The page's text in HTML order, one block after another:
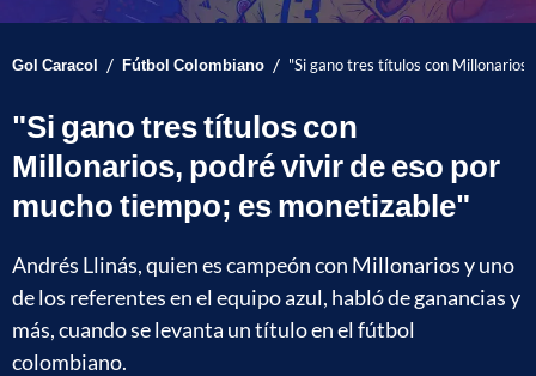
Gol Caracol / Fútbol Colombiano / "Si gano tres títulos con
"Si gano tres títulos con
Millonarios, podré vivir de eso por
mucho tiempo; es monetizable"
Andrés Llinás, quien es campeón con Millonarios y uno
de los referentes en el equipo azul, habló de ganancias y
más, cuando se levanta un título en el fútbol
colombiano.